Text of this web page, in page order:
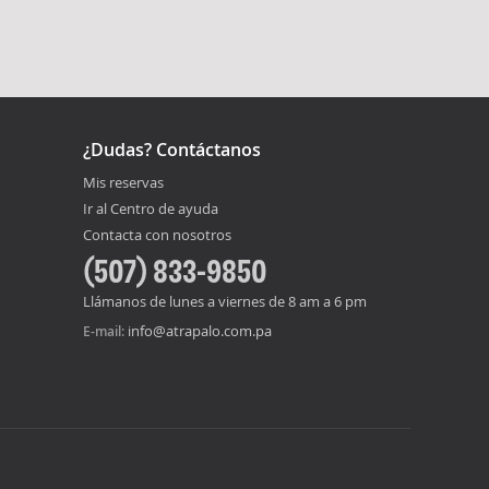
¿Dudas? Contáctanos
Mis reservas
Ir al Centro de ayuda
Contacta con nosotros
(507) 833-9850
Llámanos de lunes a viernes de 8 am a 6 pm
E-mail: info@atrapalo.com.pa